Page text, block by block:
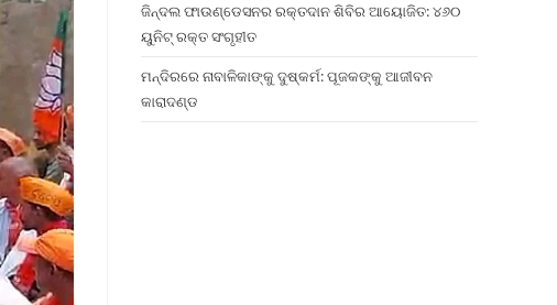
ଜିନ୍ଦଲ ଫାଉଣ୍ଡେସନର ରକ୍ତଦାନ ଶିବିର ଆୟୋଜିତ: ୪୬୦
ୟୁନିଟ୍ ରକ୍ତ ସଂଗୃହୀତ
ମନ୍ଦିରରେ ନାବାଳିକାଙ୍କୁ ଦୁଷ୍କର୍ମ: ପୂଜକଙ୍କୁ ଆଜୀବନ
କାରାଦଣ୍ଡ